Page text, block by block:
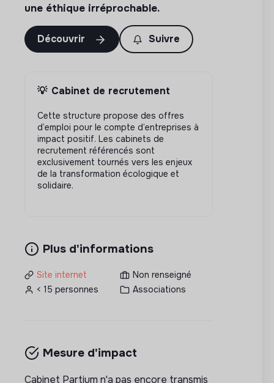
une éthique irréprochable.
Découvrir Suivre
💡 Cabinet de recrutement
Cette structure propose des offres
d’emploi pour le compte d’entreprises à
impact positif. Les cabinets de
recrutement référencés sont
exclusivement tournés vers les enjeux
de la transformation écologique et
solidaire.
Plus d'informations
Site internet
Non renseigné
< 15 personnes
Associations
Mesure d'impact
Cabinet Partium n'a pas encore transmis